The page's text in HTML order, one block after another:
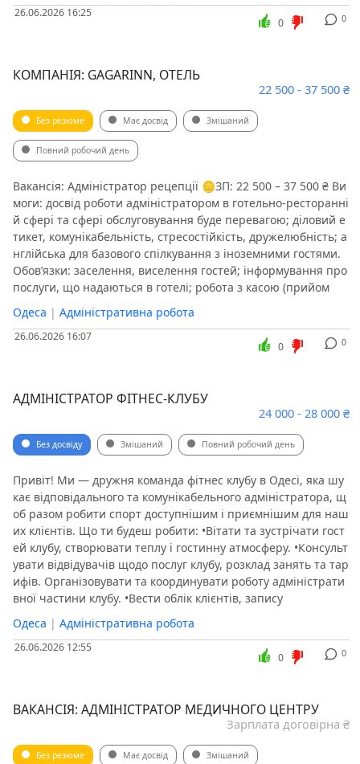
26.06.2026 16:25 0
0
КОМПАНІЯ: GAGARINN, ОТЕЛЬ
22 500 - 37 500 ₴
Без резюме Має досвід Змішаний
Повний робочий день
️Вакансія: Адміністратор рецепції 🪙ЗП: 22 500 – 37 500 ₴ Ви
моги: досвід роботи адміністратором в готельно-ресторанні
й сфері та сфері обслуговування буде перевагою; діловий е
тикет, комунікабельність, стресостійкість, дружелюбність; а
нглійська для базового спілкування з іноземними гостями.
Обов’язки: заселення, виселення гостей; інформування про
послуги, що надаються в готелі; робота з касою (прийом
Одеса | Адміністративна робота
26.06.2026 16:07 0
0
АДМІНІСТРАТОР ФІТНЕС-КЛУБУ
24 000 - 28 000 ₴
Без досвіду Змішаний Повний робочий день
Привіт! Ми — дружня команда фітнес клубу в Одесі, яка шу
кає відповідального та комунікабельного адміністратора, щ
об разом робити спорт доступнішим і приємнішим для наш
их клієнтів. Що ти будеш робити: •Вітати та зустрічати гост
ей клубу, створювати теплу і гостинну атмосферу. •Консульт
увати відвідувачів щодо послуг клубу, розклад занять та тар
ифів. Організовувати та координувати роботу адміністрати
вної частини клубу. •Вести облік клієнтів, запису
Одеса | Адміністративна робота
26.06.2026 12:55 0
0
ВАКАНСІЯ: АДМІНІСТРАТОР МЕДИЧНОГО ЦЕНТРУ
Зарплата договірна ₴
Без резюме Має досвід Змішаний